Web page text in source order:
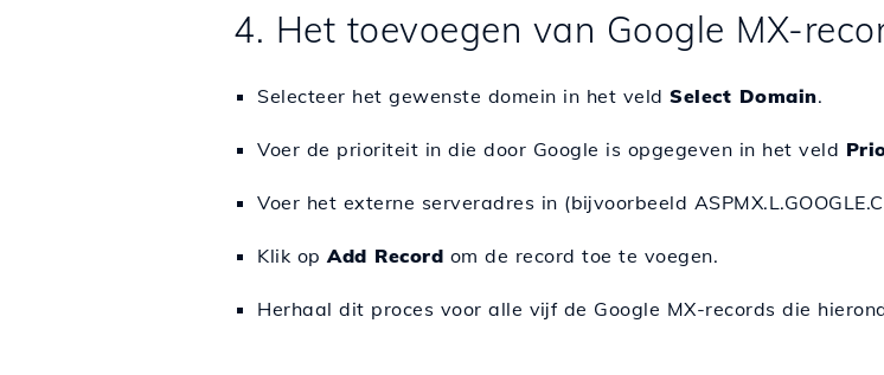
4. Het toevoegen van Google MX-
Selecteer het gewenste domein in het veld Select Domain.
Voer de prioriteit in die door Google is opgegeven in het veld
Voer het externe serveradres in (bijvoorbeeld
Klik op Add Record om de record toe te voegen.
Herhaal dit proces voor alle vijf de Google MX-records die